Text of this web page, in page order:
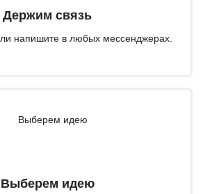
Держим связь
напишите в любых мессенджерах.
Выберем идею